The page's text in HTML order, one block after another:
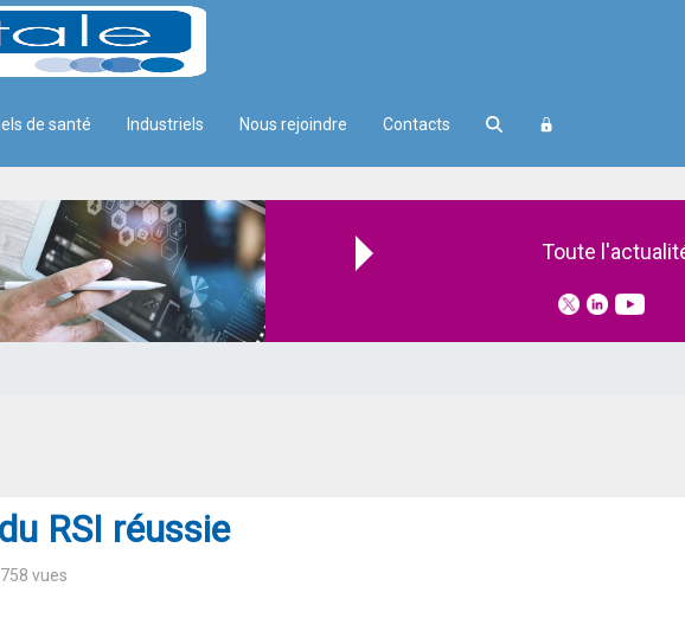
de santé Industriels Nous rejoindre Contacts
Toute
RSI réussie
vues